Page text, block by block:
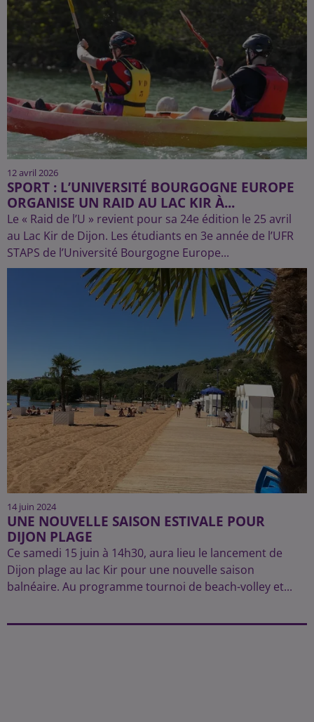
12 avril 2026
SPORT : L’UNIVERSITÉ BOURGOGNE EUROPE
ORGANISE UN RAID AU LAC KIR À...
Le « Raid de l’U » revient pour sa 24e édition le 25 avril
au Lac Kir de Dijon. Les étudiants en 3e année de l’UFR
STAPS de l’Université Bourgogne Europe...
14 juin 2024
UNE NOUVELLE SAISON ESTIVALE POUR
DIJON PLAGE
Ce samedi 15 juin à 14h30, aura lieu le lancement de
Dijon plage au lac Kir pour une nouvelle saison
balnéaire. Au programme tournoi de beach-volley et...